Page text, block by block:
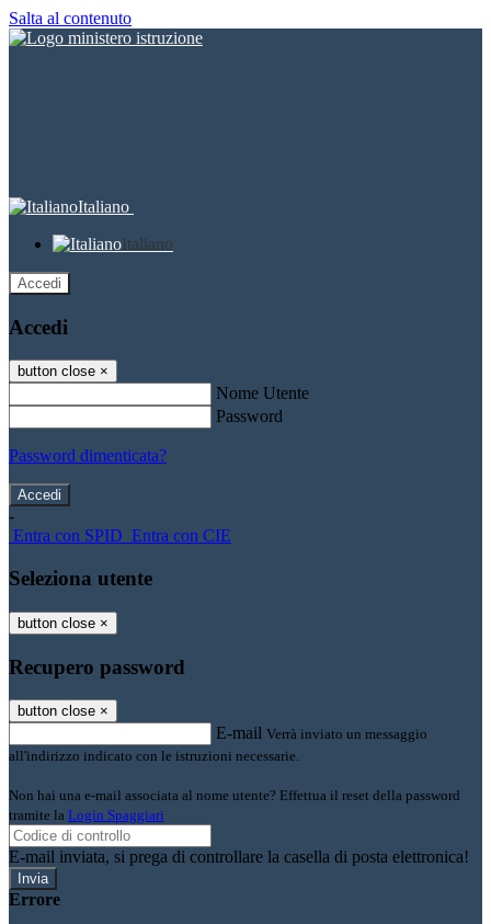
Salta al contenuto
Italiano
Italiano
Accedi
Accedi
button close ×
Nome Utente
Password
Password dimenticata?
-
Entra con SPID Entra con CIE
Seleziona utente
button close ×
Recupero password
button close ×
E-mail Verrà inviato un messaggio
all'indirizzo indicato con le istruzioni necessarie.
Non hai una e-mail associata al nome utente? Effettua il reset della password
tramite la Login Spaggiari
E-mail inviata, si prega di controllare la casella di posta elettronica!
Errore